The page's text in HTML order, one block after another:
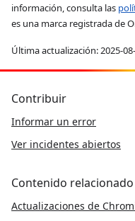
información, consulta las
es una marca registrada de
Última actualización: 2025-
Contribuir
Informar un error
Ver incidentes abiertos
Contenido relacionado
Actualizaciones de